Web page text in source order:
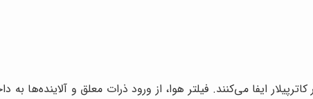
ایفا می‌کنند. فیلتر هوا، از ورود ذرات معلق و آلاینده‌ها به